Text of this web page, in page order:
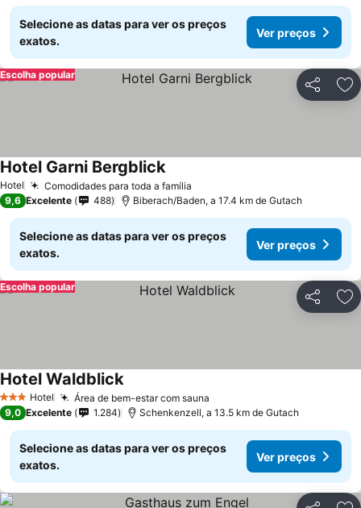
Selecione as datas para ver os preços
exatos.
Ver preços
Partilhar
Escolha popular
Hotel Comodidades para toda a família
Hotel Garni Bergblick
9,6 Excelente 488 Biberach/Baden, a 17.4 km de Gutach
Selecione as datas para ver os preços
exatos.
Ver preços
Partilhar
Escolha popular
3 EstrelasHotel Área de bem-estar com sauna
Hotel Waldblick
9,0 Excelente 1.284 Schenkenzell, a 13.5 km de Gutach
Selecione as datas para ver os preços
exatos.
Ver preços